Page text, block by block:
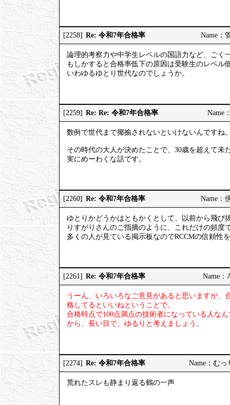
[2258] Re: 令和7年合格率 Name：
論理的考察力や中学生レベルの国語力など、ごく
もしかすると合格率低下の原因は受験生のレベル
いわゆるゆとり世代なのでしょうか。
[2259] Re: Re: 令和7年合格率 Name
数例で世代まで揶揄されないといけないんですね
その時代の大人が決めたことで、30歳を超えて未
実にめーわくな話です。
[2260] Re: 令和7年合格率 Name：
ゆとりかどうかはともかくとして、以前から飛
りすがりさんのご指摘のように、これだけの頻度
多くの人が見ている掲示板なのでRCCMの信頼性
[2261] Re: 令和7年合格率 Name：
うーん、いろいろなご意見があると思いますが
格してるといいねということで。
合格時点で100点満点の技術者になっている人な
から、長い目で、ゆるりと考えましょう。
[2274] Re: 令和7年合格率 Name：む
荒れたスレも静まり返る鶴の一声